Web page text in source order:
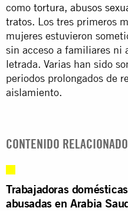
como tortura, abusos
tratos. Los tres primeros
mujeres estuvieron
sin acceso a familiares ni
letrada. Varias han sido
periodos prolongados de
aislamiento.
CONTENIDO RELACIONADO
Trabajadoras
abusadas en Arabia